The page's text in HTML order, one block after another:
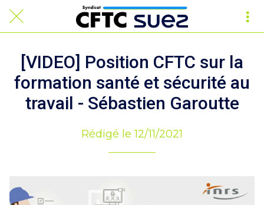
[VIDEO] Position CFTC sur la
formation santé et sécurité au
travail - Sébastien Garoutte
Rédigé le 12/11/2021